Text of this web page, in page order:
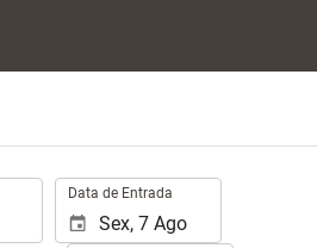
Data de Entrada